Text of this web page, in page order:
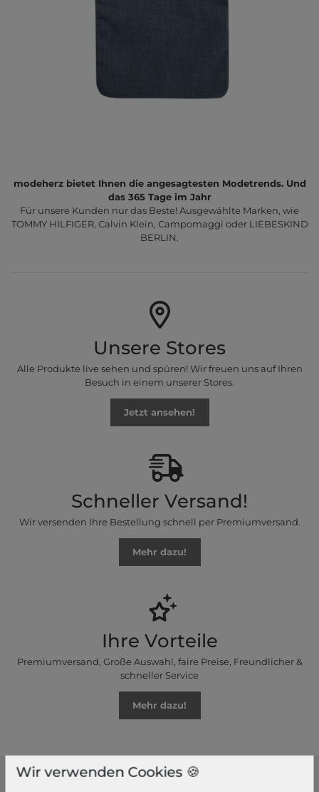
modeherz bietet Ihnen die angesagtesten Modetrends. Und
das 365 Tage im Jahr
Für unsere Kunden nur das Beste! Ausgewählte Marken, wie
TOMMY HILFIGER, Calvin Klein, Campomaggi oder LIEBESKIND
BERLIN.
Unsere Stores
Alle Produkte live sehen und spüren! Wir freuen uns auf Ihren
Besuch in einem unserer Stores.
Jetzt ansehen!
Schneller Versand!
Wir versenden Ihre Bestellung schnell per Premiumversand.
Mehr dazu!
Ihre Vorteile
Premiumversand, Große Auswahl, faire Preise, Freundlicher &
schneller Service
Mehr dazu!
Wir verwenden Cookies 🍪